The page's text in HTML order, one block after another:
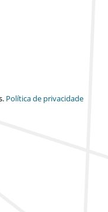
Política de privacidade